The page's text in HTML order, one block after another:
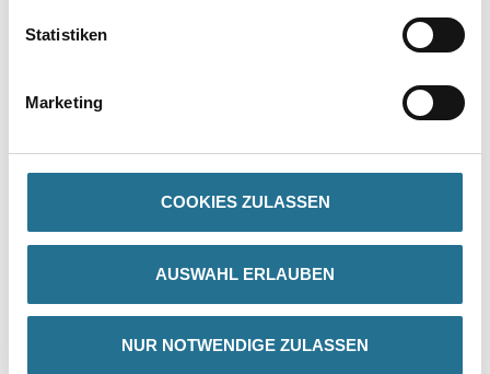
Statistiken
Marketing
COOKIES ZULASSEN
AUSWAHL ERLAUBEN
NUR NOTWENDIGE ZULASSEN
Dickschichtspachtelmasse
Bitte einloggen, um Preise zu
sehen
Bitte einloggen, um Preise zu
sehen